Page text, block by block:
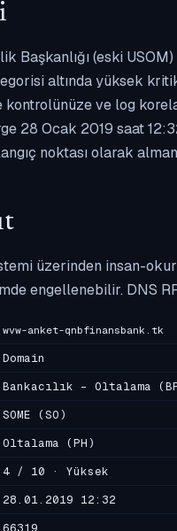
Başkanlığı (eski
altında yüksek
kontrolünüze ve log
28 Ocak 2019 saat
noktası olarak
üzerinden insan-
engellenebilir. DNS
wvw-anket-qnbfinansbank.tk
Domain
Bankacılık - Oltalama
SOME (SO)
Oltalama (PH)
4 / 10 · Yüksek
28.01.2019 12:32
66319